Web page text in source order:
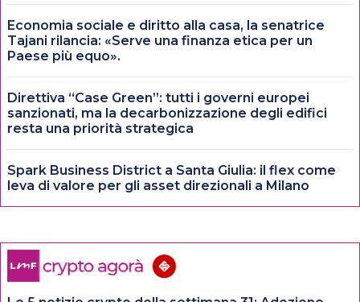
Economia sociale e diritto alla casa, la senatrice
Tajani rilancia: «Serve una finanza etica per un
Paese più equo».
Direttiva “Case Green”: tutti i governi europei
sanzionati, ma la decarbonizzazione degli edifici
resta una priorità strategica
Spark Business District a Santa Giulia: il flex come
leva di valore per gli asset direzionali a Milano